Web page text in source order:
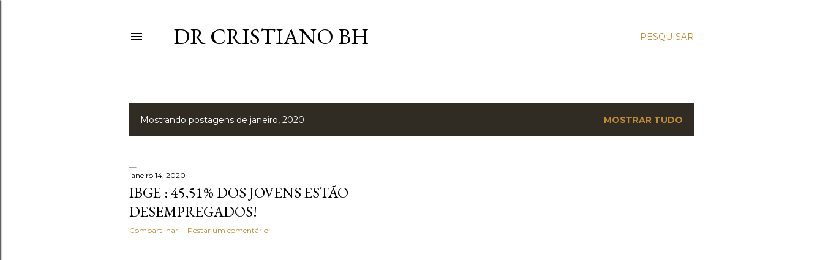
PESQUISAR
DR CRISTIANO BH
P
s
t
a
Mostrando postagens de janeiro, 2020 MOSTRAR TUDO
janeiro 14, 2020
IBGE : 45,51% DOS JOVENS ESTÃO
DESEMPREGADOS!
Compartilhar Postar um comentário